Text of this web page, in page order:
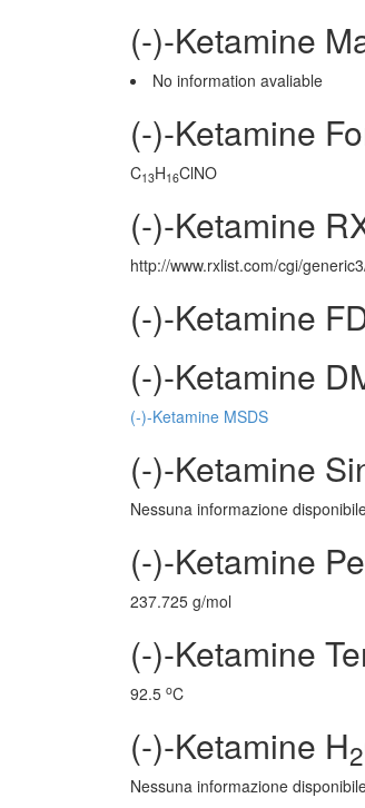
(-)-Ketamine
No information avaliable
(-)-Ketamine
C13H16ClNO
(-)-Ketamine
http://www.rxlist.com/cgi/
(-)-Ketamine
(-)-Ketamine
(-)-Ketamine MSDS
(-)-Ketamine
Nessuna informazione
(-)-Ketamine
237.725 g/mol
(-)-Ketamine
92.5 oC
(-)-Ketamine H2
Nessuna informazione